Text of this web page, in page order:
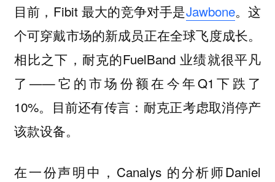
目前，Fibit 最大的竞争对手是Jawbone。这
个可穿戴市场的新成员正在全球飞度成长。
相比之下，耐克的FuelBand 业绩就很平凡
了——它的市场份额在今年Q1下跌了
10%。目前还有传言：耐克正考虑取消停产
该款设备。
在一份声明中，Canalys 的分析师Daniel